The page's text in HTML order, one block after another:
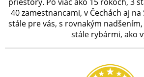
40 zamestnancami, v Čechách aj
stále pre vás, s rovnakým
stále rybármi, ako